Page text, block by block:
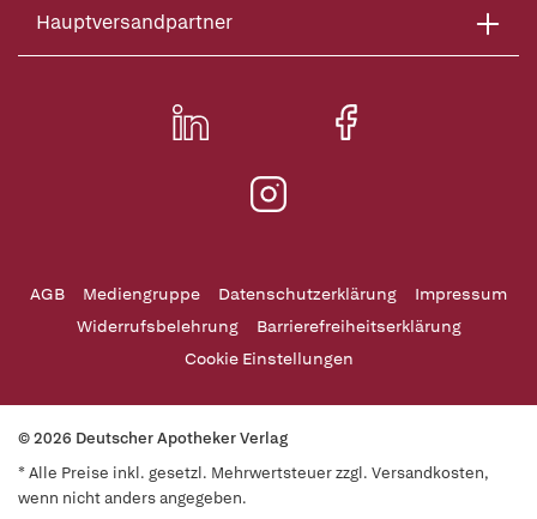
Hauptversandpartner
AGB Mediengruppe Datenschutzerklärung
Impressum
Widerrufsbelehrung
Barrierefreiheitserklärung
Cookie Einstellungen
© 2026 Deutscher Apotheker Verlag
* Alle Preise inkl. gesetzl. Mehrwertsteuer zzgl. Versandkosten,
wenn nicht anders angegeben.